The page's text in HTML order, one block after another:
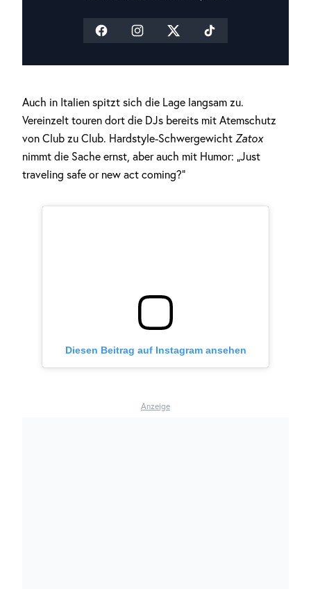
Auch in Italien spitzt sich die Lage langsam zu.
Vereinzelt touren dort die DJs bereits mit Atemschutz
von Club zu Club. Hardstyle-Schwergewicht Zatox
nimmt die Sache ernst, aber auch mit Humor: „Just
traveling safe or new act coming?“
Diesen Beitrag auf Instagram ansehen
Anzeige